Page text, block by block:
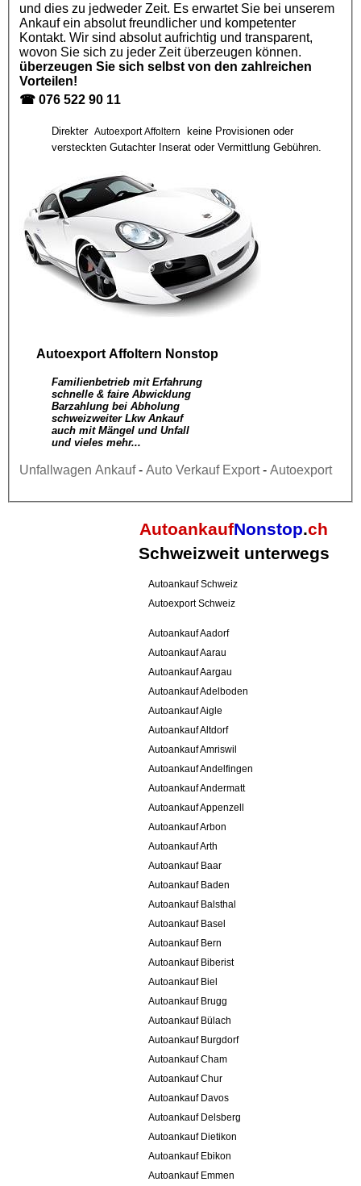
und dies zu jedweder Zeit. Es erwartet Sie bei unserem
Ankauf ein absolut freundlicher und kompetenter
Kontakt. Wir sind absolut aufrichtig und transparent,
wovon Sie sich zu jeder Zeit überzeugen können.
überzeugen Sie sich selbst von den zahlreichen
Vorteilen!
☎ 076 522 90 11
Direkter Autoexport Affoltern
keine Provisionen oder
versteckten Gutachter Inserat oder Vermittlung Gebühren.
Autoexport Affoltern Nonstop
Familienbetrieb mit Erfahrung
schnelle & faire Abwicklung
Barzahlung bei Abholung
schweizweiter Lkw Ankauf
auch mit Mängel und Unfall
und vieles mehr...
Unfallwagen Ankauf- Auto Verkauf Export- Autoexport
AutoankaufNonstop.ch
Schweizweit unterwegs
Autoankauf Schweiz
Autoexport Schweiz
Autoankauf Aadorf
Autoankauf Aarau
Autoankauf Aargau
Autoankauf Adelboden
Autoankauf Aigle
Autoankauf Altdorf
Autoankauf Amriswil
Autoankauf Andelfingen
Autoankauf Andermatt
Autoankauf Appenzell
Autoankauf Arbon
Autoankauf Arth
Autoankauf Baar
Autoankauf Baden
Autoankauf Balsthal
Autoankauf Basel
Autoankauf Bern
Autoankauf Biberist
Autoankauf Biel
Autoankauf Brugg
Autoankauf Bülach
Autoankauf Burgdorf
Autoankauf Cham
Autoankauf Chur
Autoankauf Davos
Autoankauf Delsberg
Autoankauf Dietikon
Autoankauf Ebikon
Autoankauf Emmen